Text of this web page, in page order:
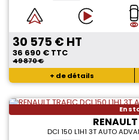
30 575 € HT
36 690 € TTC
49 870 €
+ de détails
En
DCI 150 L1H1 3T AUTO